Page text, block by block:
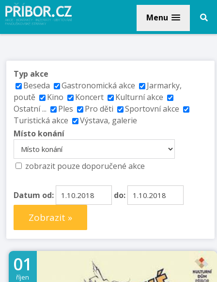
Menu
Typ akce
Beseda
Gastronomická akce
Jarmarky,
poutě
Kino Koncert
Kulturní akce
Ostatní ...
Ples Pro děti
Sportovní akce
Turistická akce
Výstava, galerie
Místo konání
zobrazit pouze doporučené akce
Datum od: do:
Zobrazit »
01
říjen